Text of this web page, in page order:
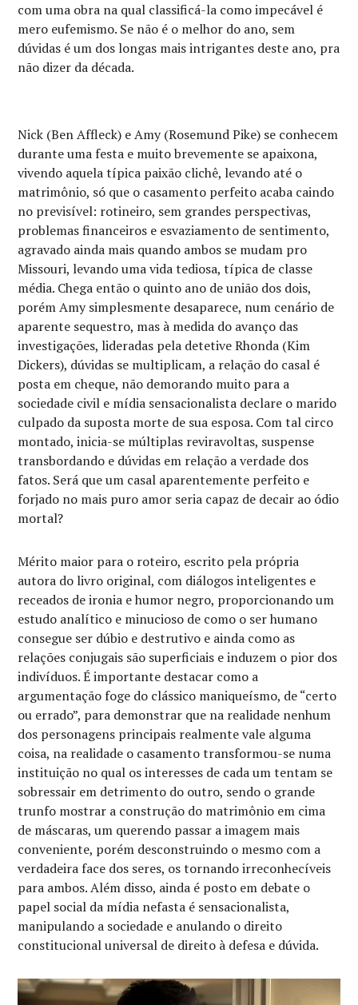
com uma obra na qual classificá-la como impecável é
mero eufemismo. Se não é o melhor do ano, sem
dúvidas é um dos longas mais intrigantes deste ano, pra
não dizer da década.
Nick (Ben Affleck) e Amy (Rosemund Pike) se conhecem
durante uma festa e muito brevemente se apaixona,
vivendo aquela típica paixão clichê, levando até o
matrimônio, só que o casamento perfeito acaba caindo
no previsível: rotineiro, sem grandes perspectivas,
problemas financeiros e esvaziamento de sentimento,
agravado ainda mais quando ambos se mudam pro
Missouri, levando uma vida tediosa, típica de classe
média. Chega então o quinto ano de união dos dois,
porém Amy simplesmente desaparece, num cenário de
aparente sequestro, mas à medida do avanço das
investigações, lideradas pela detetive Rhonda (Kim
Dickers), dúvidas se multiplicam, a relação do casal é
posta em cheque, não demorando muito para a
sociedade civil e mídia sensacionalista declare o marido
culpado da suposta morte de sua esposa. Com tal circo
montado, inicia-se múltiplas reviravoltas, suspense
transbordando e dúvidas em relação a verdade dos
fatos. Será que um casal aparentemente perfeito e
forjado no mais puro amor seria capaz de decair ao ódio
mortal?
Mérito maior para o roteiro, escrito pela própria
autora do livro original, com diálogos inteligentes e
receados de ironia e humor negro, proporcionando um
estudo analítico e minucioso de como o ser humano
consegue ser dúbio e destrutivo e ainda como as
relações conjugais são superficiais e induzem o pior dos
indivíduos. É importante destacar como a
argumentação foge do clássico maniqueísmo, de “certo
ou errado”, para demonstrar que na realidade nenhum
dos personagens principais realmente vale alguma
coisa, na realidade o casamento transformou-se numa
instituição no qual os interesses de cada um tentam se
sobressair em detrimento do outro, sendo o grande
trunfo mostrar a construção do matrimônio em cima
de máscaras, um querendo passar a imagem mais
conveniente, porém desconstruindo o mesmo com a
verdadeira face dos seres, os tornando irreconhecíveis
para ambos. Além disso, ainda é posto em debate o
papel social da mídia nefasta é sensacionalista,
manipulando a sociedade e anulando o direito
constitucional universal de direito à defesa e dúvida.